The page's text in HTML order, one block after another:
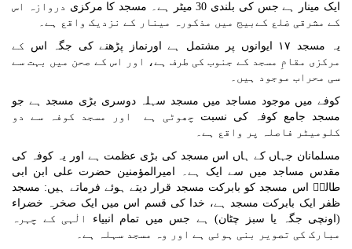
ایک مینار ہے جس کی بلندی 30 میٹر ہے۔ مسجد کا مرکزی
دروازہ اس
کے مشرقی ضلع کےبیج میں مذکورہ مینار کے نزدیک واقع ہے۔
یہ مسجد ۱۷ ایوانوں پر مشتمل ہے اورنماز پڑھنے کی جگہ اس
کے
مرکزی مقامِ مسجد کے جنوب کی طرف ہے، اور اس کے صحن میں بہت سے
سی محراب موجود ہیں۔
کوفے میں موجود مساجد میں مسجد سہلہ
دوسری بڑی مسجد ہے جو
مسجد جامع کوفہ کی نسبت
چھوٹی ہے
اور مسجد کوفہ سے دو
کلومیٹر فاصلہ پر واقع ہے۔
مسلمانان جہاں کے ہاں اس مسجد کی بڑی عظمت ہے اور یہ کوفہ کی
مقدس مساجد میں سے ایک ہے۔ امیرالمؤمنین حضرت علی ابن ابی
طالبؑ اس مسجد کو بابرکت مسجد قرار دیتے
ہوئے فرماتے ہیں: مسجد
ظفر ایک بابرکت مسجد ہے، خدا کی قسم اس میں ایک صخرہ خضراء
(اونچی جگہ یا سبز چٹان) ہے جس میں تمام انبیاء
الٰہی کے چہرہ
مبارک کی تصویر بنی ہوئی ہے اور وہ مسجد سہلہ ہے۔